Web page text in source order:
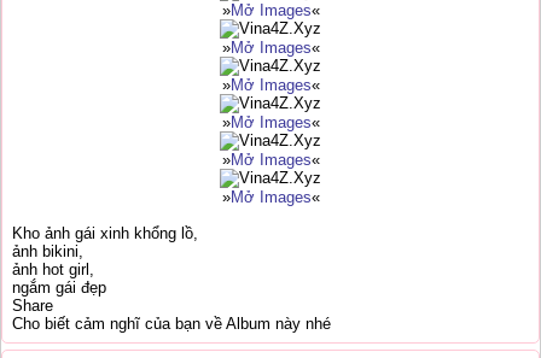
»Mở Images«
»Mở Images«
»Mở Images«
»Mở Images«
»Mở Images«
»Mở Images«
Kho ảnh gái xinh khổng lồ,
ảnh bikini,
ảnh hot girl,
ngắm gái đẹp
Share
Cho biết cảm nghĩ của bạn về Album này nhé